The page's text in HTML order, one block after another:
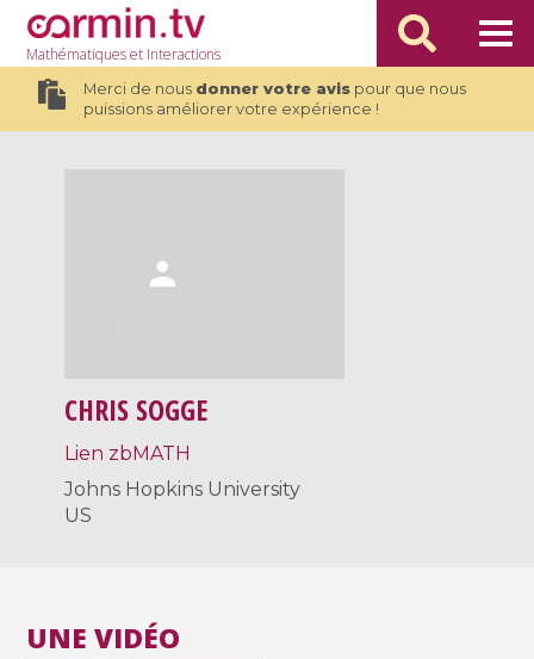
Mathématiqueset Interactions
Merci de nous donner votre avispour que nous
puissions améliorer votre expérience !
CHRIS SOGGE
Lien zbMATH
Johns Hopkins University
US
UNE VIDÉO